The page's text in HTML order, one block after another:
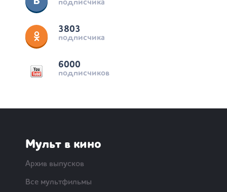
подписчика
3803
подписчика
6000
подписчиков
Мульт в кино
Архив выпусков
Все мультфильмы